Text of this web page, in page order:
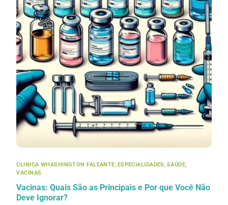
CLINICA WHASHINGTON FALEANTE, ESPECIALIDADES, SAÚDE,
VACINAS
Vacinas: Quais São as Principais e Por que Você Não
Deve Ignorar?